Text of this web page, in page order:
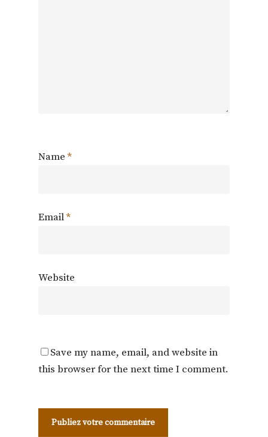
Name*
Email*
Website
Save my name, email, and website in
this browser for the next time I comment.